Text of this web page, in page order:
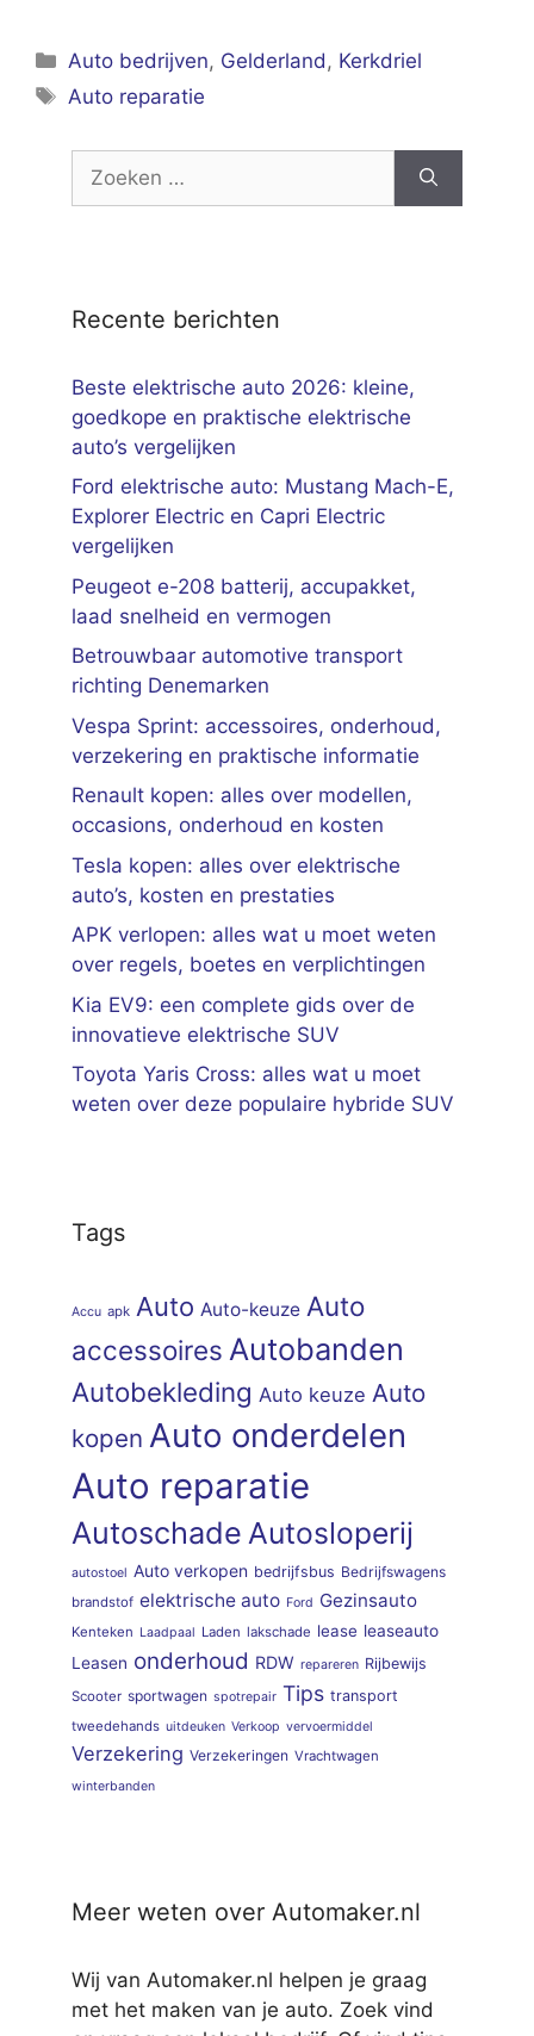
Categorieën
Auto bedrijven, Gelderland , Kerkdriel
Tags
Auto reparatie
naar:
Recente berichten
Beste elektrische auto 2026: kleine,
goedkope en praktische elektrische
auto’s vergelijken
Ford elektrische auto: Mustang Mach-E,
Explorer Electric en Capri Electric
vergelijken
Peugeot e-208 batterij, accupakket,
laad snelheid en vermogen
Betrouwbaar automotive transport
richting Denemarken
Vespa Sprint: accessoires, onderhoud,
verzekering en praktische informatie
Renault kopen: alles over modellen,
occasions, onderhoud en kosten
Tesla kopen: alles over elektrische
auto’s, kosten en prestaties
APK verlopen: alles wat u moet weten
over regels, boetes en verplichtingen
Kia EV9: een complete gids over de
innovatieve elektrische SUV
Toyota Yaris Cross: alles wat u moet
weten over deze populaire hybride SUV
Tags
Accu apk Auto Auto-keuze Auto
accessoires Autobanden
Autobekleding Auto keuze Auto
kopen Auto onderdelen
Auto reparatie
Autoschade Autosloperij
autostoel Auto verkopen bedrijfsbus Bedrijfswagens
brandstof elektrische auto Ford Gezinsauto
Kenteken Laadpaal Laden lakschade lease leaseauto
Leasen onderhoud RDW repareren Rijbewijs
Scooter sportwagen spotrepair Tips transport
tweedehands uitdeuken Verkoop vervoermiddel
Verzekering Verzekeringen Vrachtwagen
winterbanden
Meer weten over Automaker.nl
Wij van Automaker.nl helpen je graag
met het maken van je auto. Zoek vind